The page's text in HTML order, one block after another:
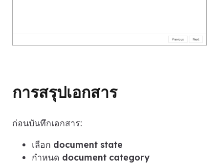
การสรุปเอกสาร
ก่อนบันทึกเอกสาร:
เลือก document state
กำหนด document category